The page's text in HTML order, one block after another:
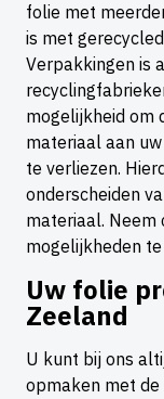
folie met
is met
Verpakkingen is
mogelijkheid om
materiaal aan
te verliezen.
onderscheiden
materiaal. Neem
mogelijkheden
Uw folie
Zeeland
U kunt bij ons
opmaken met de